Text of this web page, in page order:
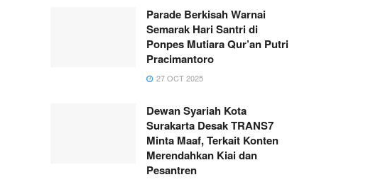
Parade Berkisah Warnai
Semarak Hari Santri di
Ponpes Mutiara Qur’an Putri
Pracimantoro
27 OCT 2025
Dewan Syariah Kota
Surakarta Desak TRANS7
Minta Maaf, Terkait Konten
Merendahkan Kiai dan
Pesantren